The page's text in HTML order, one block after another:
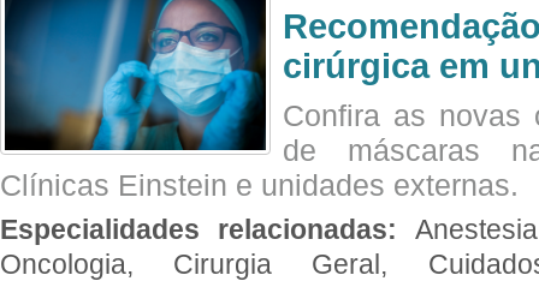
cirúrgica em
Confira as novas
de máscaras
Clínicas Einstein e unidades externas.
Especialidades relacionadas:
Oncologia, Cirurgia Geral,